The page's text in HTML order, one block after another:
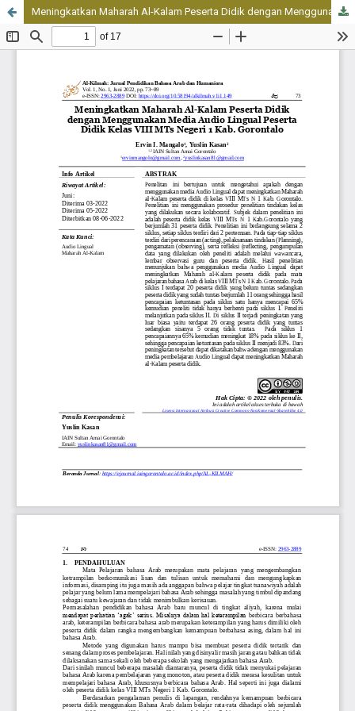
Meningkatkan Maharah Al-Kalam Peserta Didik dengan Menggunakan Media Audio Lingual Peserta Didik Kelas VIII MTs Negeri 1 Kab. Gorontalo